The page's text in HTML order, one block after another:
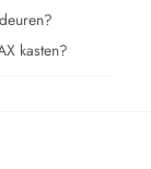
kasten?